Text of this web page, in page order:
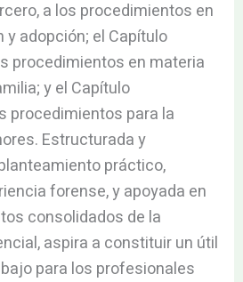
a los procedimientos en
adopción; el Capítulo
procedimientos en materia
y el Capítulo
procedimientos para la
Estructurada y
práctico,
forense, y apoyada en
consolidados de la
aspira a constituir un útil
para los profesionales